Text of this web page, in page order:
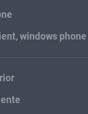
,windows phone